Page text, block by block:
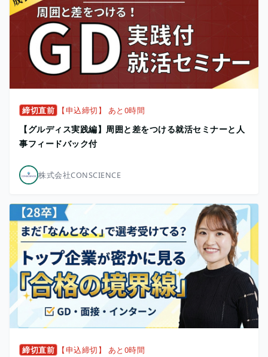
締切直前 【申込締切】 あと0時間
【グルディス実践編】周囲と差をつける就活セミナーと人
事フィードバック付
株式会社CONSCIENCE
締切直前 【申込締切】 あと0時間